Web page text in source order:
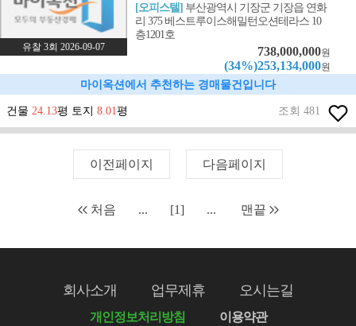
유찰 3회 2026-09-07
[오피스텔] 부산광역시 기장군 기장읍 연화
리 375 베스트루이스해밀턴오션테라스 10
층1201호
738,000,000원
(34%)253,134,000원
마이옥션에서 추천하는 경매물건입니다
건물 24.13평 토지 8.01평 조회 481
이전페이지 다음페이지
처음 ... [1] ... 맨끝
회사소개 업무제휴 오시는길
개인정보처리방침 이용약관